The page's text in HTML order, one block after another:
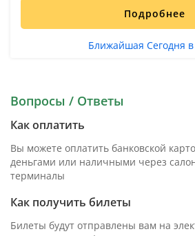
Подробнее
Ближайшая Сегодня в
Вопросы / Ответы
Как оплатить
Вы можете оплатить банковской
деньгами или наличными через
терминалы
Как получить билеты
Билеты будут отправлены вам на